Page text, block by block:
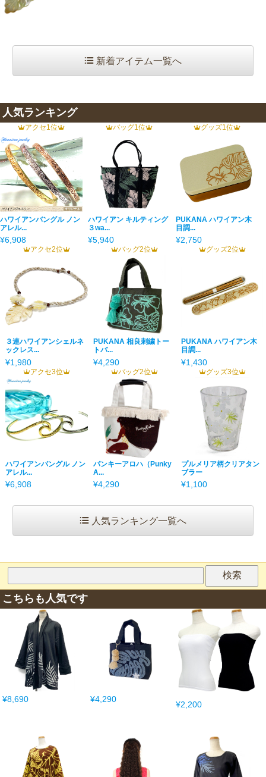
新着アイテム一覧へ
人気ランキング
アクセ1位
ハワイアンバングル ノン
アレル...
¥6,908
バッグ1位
ハワイアン キルティング
３wa...
¥5,940
グッズ1位
PUKANA ハワイアン木
目調...
¥2,750
アクセ2位
３連ハワイアンシェルネ
ックレス...
¥1,980
バッグ2位
PUKANA 相良刺繍トー
トバ...
¥4,290
グッズ2位
PUKANA ハワイアン木
目調...
¥1,430
アクセ3位
ハワイアンバングル ノン
アレル...
¥6,908
バッグ2位
パンキーアロハ（Punky
A...
¥4,290
グッズ3位
プルメリア柄クリアタン
ブラー
¥1,100
人気ランキング一覧へ
こちらも人気です
¥8,690 ¥4,290
¥2,200